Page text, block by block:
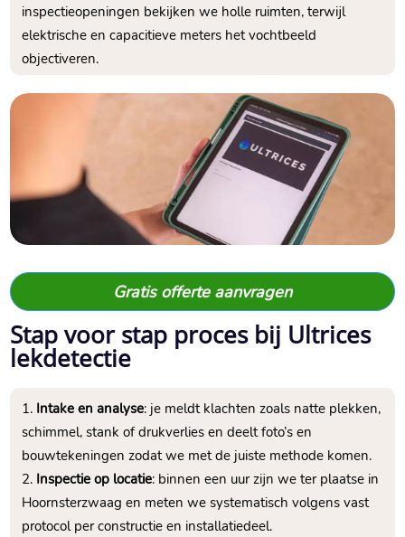
inspectieopeningen bekijken we holle ruimten, terwijl
elektrische en capacitieve meters het vochtbeeld
objectiveren.
Gratis offerte aanvragen
Stap voor stap proces bij Ultrices
lekdetectie
Intake en analyse: je meldt klachten zoals natte plekken,
schimmel, stank of drukverlies en deelt foto’s en
bouwtekeningen zodat we met de juiste methode komen.
Inspectie op locatie: binnen een uur zijn we ter plaatse in
Hoornsterzwaag en meten we systematisch volgens vast
protocol per constructie en installatiedeel.